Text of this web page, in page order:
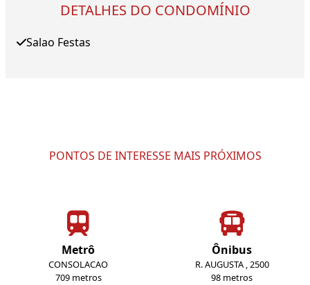
DETALHES DO CONDOMÍNIO
Salao Festas
PONTOS DE INTERESSE MAIS PRÓXIMOS
Metrô
CONSOLACAO
709 metros
Ônibus
R. AUGUSTA , 2500
98 metros